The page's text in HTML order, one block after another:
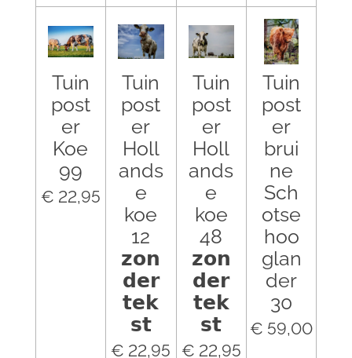
Tuin
post
er
Koe
99
€ 22,95
Tuin
post
er
Holl
ands
e
koe
12
𝘇𝗼𝗻
𝗱𝗲𝗿
𝘁𝗲𝗸
𝘀𝘁
€ 22,95
Tuin
post
er
Holl
ands
e
koe
48
𝘇𝗼𝗻
𝗱𝗲𝗿
𝘁𝗲𝗸
𝘀𝘁
€ 22,95
Tuin
post
er
brui
ne
Sch
otse
hoo
glan
der
30
€ 59,00